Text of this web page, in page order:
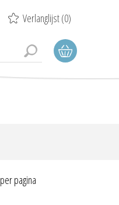
Verlanglijst(0)
per pagina